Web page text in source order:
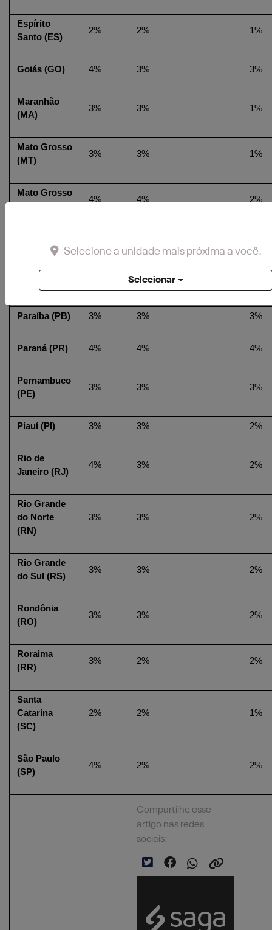
Espírito
Santo (ES)
2% 2% 1%
Goiás (GO) 4% 3% 3%
Maranhão
(MA)
3% 3% 1%
Mato Grosso
(MT)
3% 3% 1%
Mato Grosso
4% 4% 2%
4% 3% 2%
3%
Paraíba (PB) 3% 3% 3%
Paraná (PR) 4% 4% 4%
Pernambuco
(PE)
3% 3% 3%
Piauí (PI) 3% 3% 2%
Rio de
Janeiro (RJ)
4% 3% 2%
Rio Grande
do Norte
(RN)
3% 3% 2%
Rio Grande
do Sul (RS)
3% 3% 2%
Rondônia
(RO)
3% 3% 2%
Roraima
(RR)
3% 2% 2%
Santa
Catarina
(SC)
2% 2% 1%
São Paulo
(SP)
4% 2% 2%
Compartilhe esse
artigo nas redes
sociais:
Selecione a unidade mais próxima a você.
Selecionar